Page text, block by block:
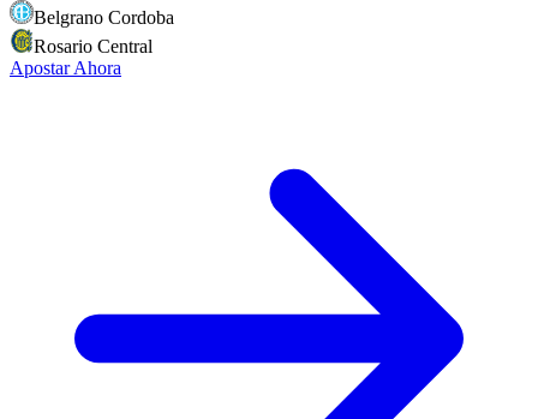
Belgrano Cordoba
Rosario Central
Apostar Ahora